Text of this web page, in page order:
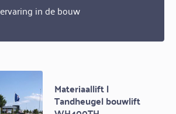
in de bouw
Materiaallift |
Tandheugel bouwlift